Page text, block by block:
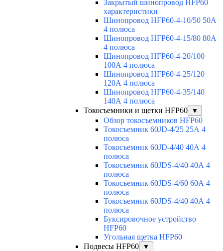
Закрытый шинопровод HFP60
характеристики
Шинопровод HFP60-4-10/50 50А
4 полюса
Шинопровод HFP60-4-15/80 80А
4 полюса
Шинопровод HFP60-4-20/100
100А 4 полюса
Шинопровод HFP60-4-25/120
120А 4 полюса
Шинопровод HFP60-4-35/140
140А 4 полюса
Токосъемники и щетки HFP60
▼
Обзор токосъемников HFP60
Токосъемник 60JD-4/25 25А 4
полюса
Токосъемник 60JD-4/40 40А 4
полюса
Токосъемник 60JDS-4/40 40А 4
полюса
Токосъемник 60JDS-4/60 60А 4
полюса
Токосъемник 60JDS-4/40 40А 4
полюса
Буксировочное устройство
HFP60
Угольная щетка HFP60
Подвесы HFP60
▼